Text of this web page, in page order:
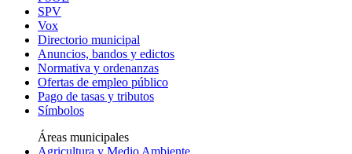
SPV
Vox
Directorio municipal
Anuncios, bandos y edictos
Normativa y ordenanzas
Ofertas de empleo público
Pago de tasas y tributos
Símbolos
Áreas municipales
Agricultura y Medio Ambiente